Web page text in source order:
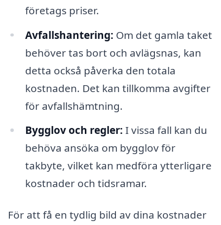
företags priser.
Avfallshantering: Om det gamla taket
behöver tas bort och avlägsnas, kan
detta också påverka den totala
kostnaden. Det kan tillkomma avgifter
för avfallshämtning.
Bygglov och regler: I vissa fall kan du
behöva ansöka om bygglov för
takbyte, vilket kan medföra ytterligare
kostnader och tidsramar.
För att få en tydlig bild av dina kostnader